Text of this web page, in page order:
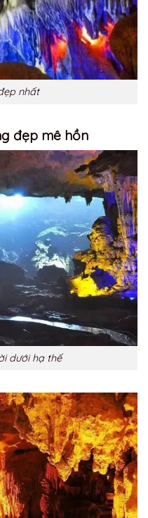
nhất
đẹp mê hồn
dưới hạ thế